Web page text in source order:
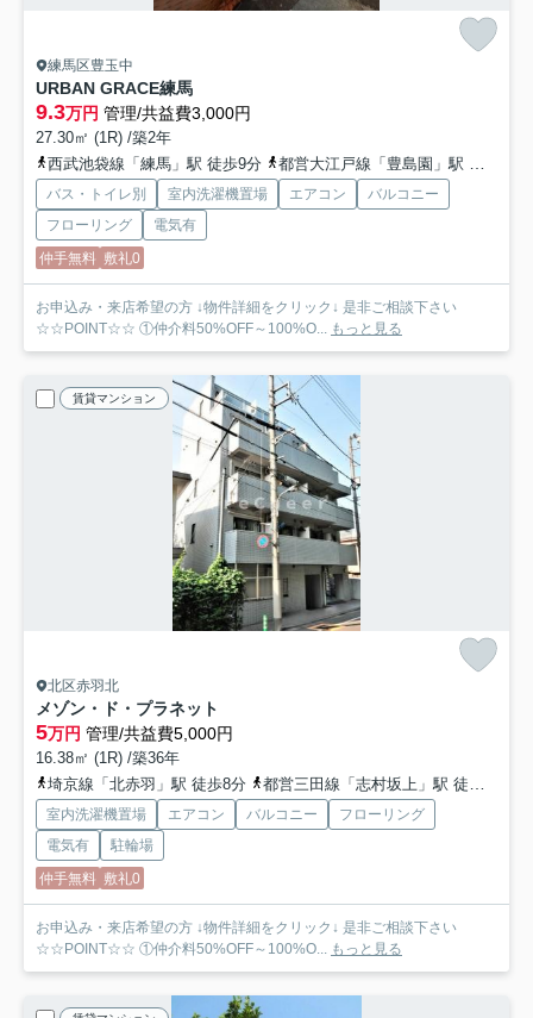
練馬区豊玉中
URBAN GRACE練馬
9.3万円 管理/共益費3,000円
27.30㎡ (1R) /築2年
西武池袋線「練馬」駅 徒歩9分
都営大江戸線「豊島園」駅 徒歩14分
バス・トイレ別 室内洗濯機置場 エアコン
バルコニー
フローリング
電気有
仲手無料 敷礼0
お申込み・来店希望の方 ↓物件詳細をクリック↓ 是非ご相談下さい
☆☆POINT☆☆ ①仲介料50%OFF～100%O... もっと見る
賃貸マンション
北区赤羽北
メゾン・ド・プラネット
5万円 管理/共益費5,000円
16.38㎡ (1R) /築36年
埼京線「北赤羽」駅 徒歩8分
都営三田線「志村坂上」駅 徒歩15分
室内洗濯機置場 エアコン バルコニー
フローリング
電気有
駐輪場
仲手無料 敷礼0
お申込み・来店希望の方 ↓物件詳細をクリック↓ 是非ご相談下さい
☆☆POINT☆☆ ①仲介料50%OFF～100%O... もっと見る